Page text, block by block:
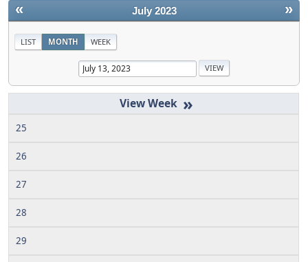
« »
July 2023
LIST MONTH WEEK
»
25
26
27
28
29